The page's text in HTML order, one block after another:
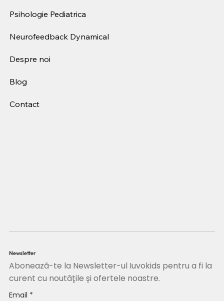
Newsletter
Abonează-te la Newsletter-ul Iuvokids pentru a fi la
curent cu noutățile și ofertele noastre.
Email *
Psihologie Pediatrica
Neurofeedback Dynamical
Despre noi
Blog
Contact